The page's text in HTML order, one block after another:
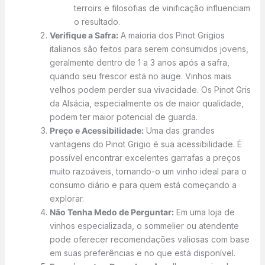
terroirs e filosofias de vinificação influenciam
o resultado.
Verifique a Safra:A maioria dos Pinot Grigios
italianos são feitos para serem consumidos jovens,
geralmente dentro de 1 a 3 anos após a safra,
quando seu frescor está no auge. Vinhos mais
velhos podem perder sua vivacidade. Os Pinot Gris
da Alsácia, especialmente os de maior qualidade,
podem ter maior potencial de guarda.
Preço e Acessibilidade:Uma das grandes
vantagens do Pinot Grigio é sua acessibilidade. É
possível encontrar excelentes garrafas a preços
muito razoáveis, tornando-o um vinho ideal para o
consumo diário e para quem está começando a
explorar.
Não Tenha Medo de Perguntar:Em uma loja de
vinhos especializada, o sommelier ou atendente
pode oferecer recomendações valiosas com base
em suas preferências e no que está disponível.